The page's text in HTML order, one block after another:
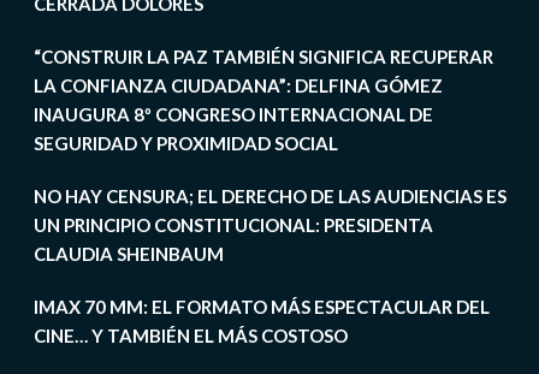
“CONSTRUIR LA PAZ TAMBIÉN SIGNIFICA RECUPERAR
LA CONFIANZA CIUDADANA”: DELFINA GÓMEZ
INAUGURA 8º CONGRESO INTERNACIONAL DE
SEGURIDAD Y PROXIMIDAD SOCIAL
NO HAY CENSURA; EL DERECHO DE LAS AUDIENCIAS ES
UN PRINCIPIO CONSTITUCIONAL: PRESIDENTA
CLAUDIA SHEINBAUM
IMAX 70 MM: EL FORMATO MÁS ESPECTACULAR DEL
CINE… Y TAMBIÉN EL MÁS COSTOSO